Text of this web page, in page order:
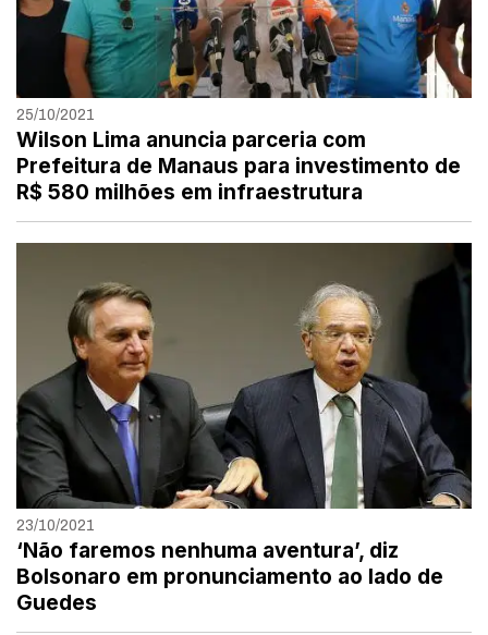
25/10/2021
Wilson Lima anuncia parceria com
Prefeitura de Manaus para investimento de
R$ 580 milhões em infraestrutura
23/10/2021
‘Não faremos nenhuma aventura’, diz
Bolsonaro em pronunciamento ao lado de
Guedes